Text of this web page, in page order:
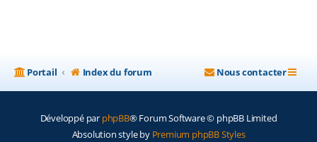
Portail Index du forum Nous contacter
Développé par phpBB® Forum Software © phpBB Limited
Absolution style by Premium phpBB Styles